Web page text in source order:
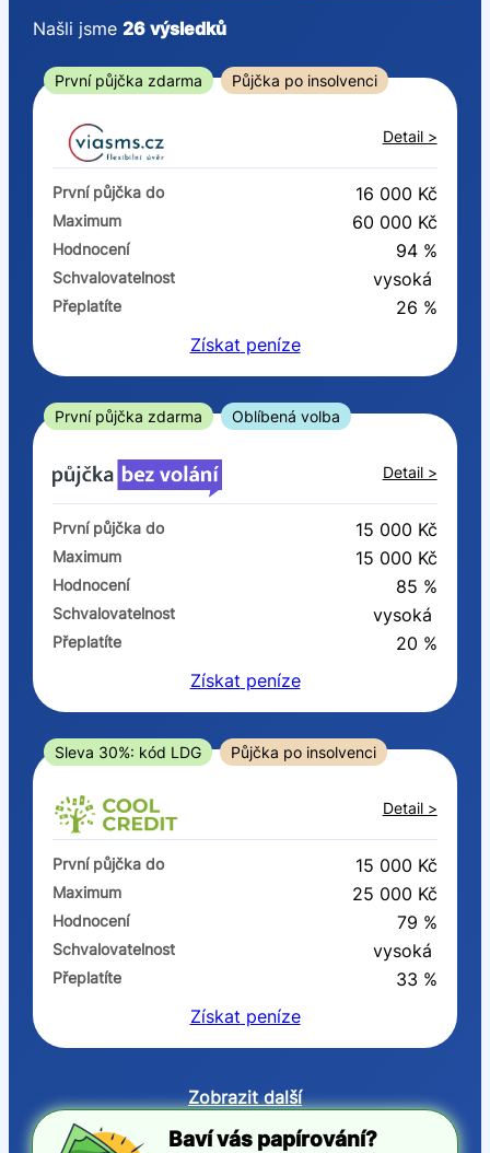
Od
První půjčka zdarma
–
ano
Ve zkušebce
ano
ne
V exekuci
ano
ne
Po insolvenci
V hotovosti
ano
Našli jsme26 výsledků
První půjčka zdarma Půjčka po insolvenci
Detail >
První půjčka do 16 000 Kč
Maximum 60 000 Kč
Hodnocení 94 %
Schvalovatelnost vysoká
Přeplatíte
26 %
Získat peníze
První půjčka zdarma Oblíbená volba
Detail >
První půjčka do 15 000 Kč
Maximum 15 000 Kč
Hodnocení 85 %
Schvalovatelnost vysoká
Přeplatíte
20 %
Získat peníze
Sleva 30%: kód LDG Půjčka po insolvenci
Detail >
První půjčka do 15 000 Kč
Maximum 25 000 Kč
Hodnocení 79 %
Schvalovatelnost vysoká
Přeplatíte
33 %
Získat peníze
Zobrazit další
Baví vás papírování?